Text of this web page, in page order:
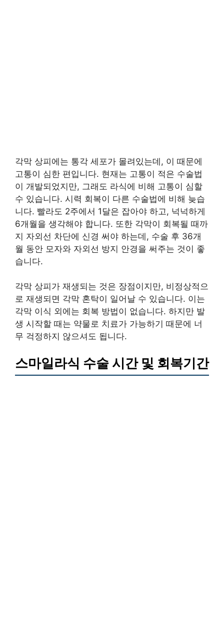
각막 상피에는 통각 세포가 몰려있는데, 이 때문에
고통이 심한 편입니다. 현재는 고통이 적은 수술법
이 개발되었지만, 그래도 라식에 비해 고통이 심할
수 있습니다. 시력 회복이 다른 수술법에 비해 늦습
니다. 빨라도 2주에서 1달은 잡아야 하고, 넉넉하게
6개월을 생각해야 합니다. 또한 각막이 회복될 때까
지 자외선 차단에 신경 써야 하는데, 수술 후 36개
월 동안 모자와 자외선 방지 안경을 써주는 것이 좋
습니다.
각막 상피가 재생되는 것은 장점이지만, 비정상적으
로 재생되면 각막 혼탁이 일어날 수 있습니다. 이는
각막 이식 외에는 회복 방법이 없습니다. 하지만 발
생 시작할 때는 약물로 치료가 가능하기 때문에 너
무 걱정하지 않으셔도 됩니다.
스마일라식 수술 시간 및 회복기간